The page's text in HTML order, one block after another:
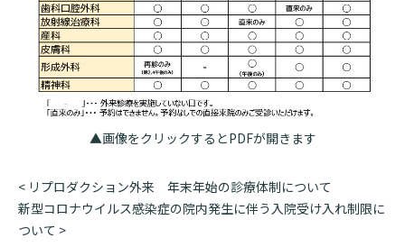
診断書等文書のお申込みについて
診療記録（カルテ）の開示について
よくあるご質問
▲画像をクリックするとPDFが開きます
投
稿
ナ
< リプロダクション外来 年末年始の診療体制について
新型コロナウイルス感染症の院内発生に伴う入院受け入れ制限に
ついて >